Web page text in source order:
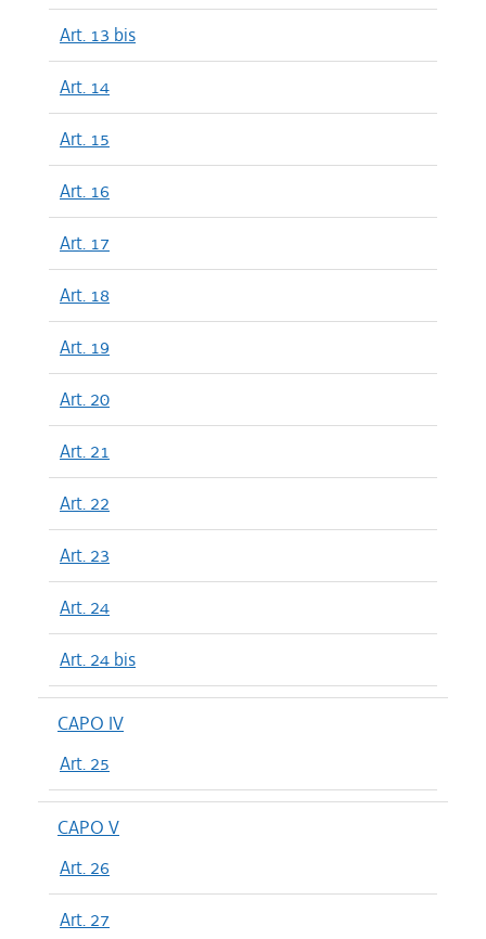
Art. 13 bis
Art. 14
Art. 15
Art. 16
Art. 17
Art. 18
Art. 19
Art. 20
Art. 21
Art. 22
Art. 23
Art. 24
Art. 24 bis
CAPO IV
Art. 25
CAPO V
Art. 26
Art. 27